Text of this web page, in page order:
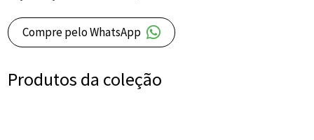
Compre pelo WhatsApp
Produtos da coleção